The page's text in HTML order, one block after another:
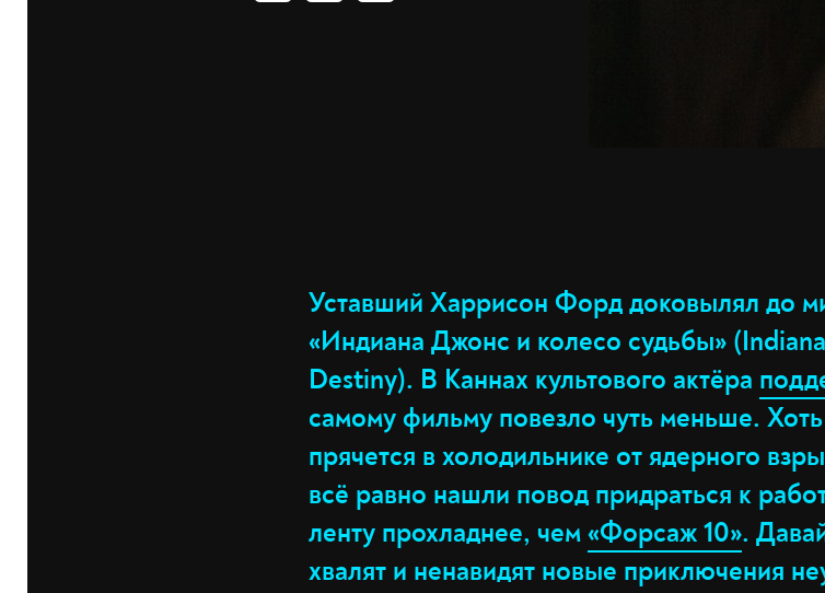
Уставший Харрисон Форд доковылял до
«Индиана Джонс и колесо судьбы»
Destiny). В Каннах культового актёра
самому фильму повезло чуть меньше. Хоть
прячется в холодильнике от ядерного
всё равно нашли повод придраться к
ленту прохладнее, чем«Форсаж 10».
хвалят и ненавидят новые приключения